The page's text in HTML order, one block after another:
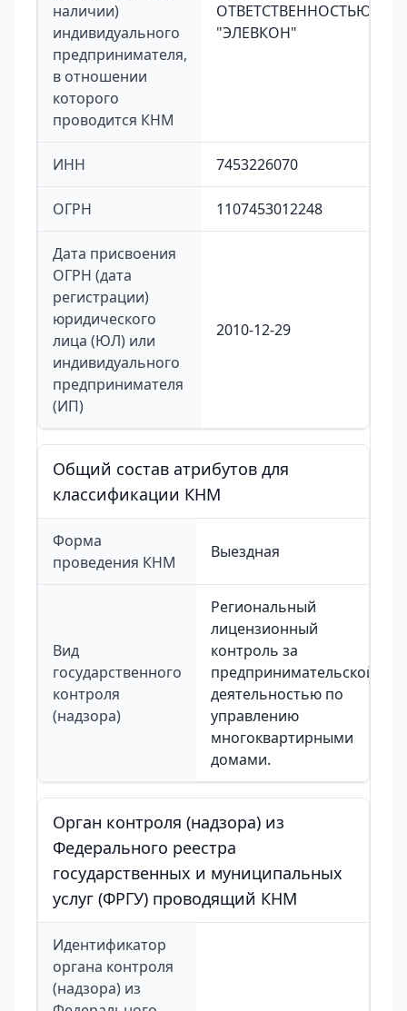
наличии)
индивидуального
предпринимателя,
в отношении
которого
проводится КНМ
ОТВЕТСТВЕННОСТЬЮ
"ЭЛЕВКОН"
ИНН 7453226070
ОГРН 1107453012248
Дата присвоения
ОГРН (дата
регистрации)
юридического
лица (ЮЛ) или
индивидуального
предпринимателя
(ИП)
2010-12-29
Общий состав атрибутов для
классификации КНМ
Форма
проведения КНМ
Выездная
Вид
государственного
контроля
(надзора)
Региональный
лицензионный
контроль за
предпринимательской
деятельностью по
управлению
многоквартирными
домами.
Орган контроля (надзора) из
Федерального реестра
государственных и муниципальных
услуг (ФРГУ) проводящий КНМ
Идентификатор
органа контроля
(надзора) из